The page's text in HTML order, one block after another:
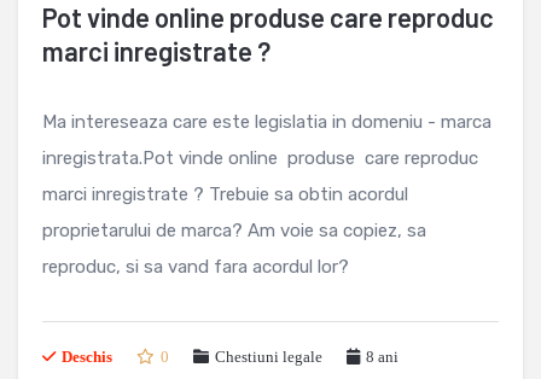
Pot vinde online produse care reproduc
marci inregistrate ?
Ma intereseaza care este legislatia in domeniu - marca
inregistrata.Pot vinde online produse care reproduc
marci inregistrate ? Trebuie sa obtin acordul
proprietarului de marca? Am voie sa copiez, sa
reproduc, si sa vand fara acordul lor?
Deschis 0 Chestiuni legale
8 ani